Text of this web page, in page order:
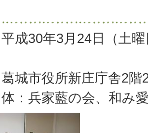
成30年3月24日（土
城市役所新庄庁舎2階
：兵家藍の会、和み